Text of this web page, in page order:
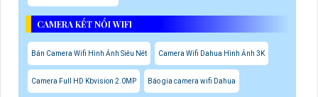
CAMERA KẾT NỐI WIFI
Bán Camera Wifi Hình Ảnh Siêu Nét Camera Wifi Dahua Hình Ảnh 3K
Camera Full HD Kbvision 2.0MP Báo gia camera wifi Dahua